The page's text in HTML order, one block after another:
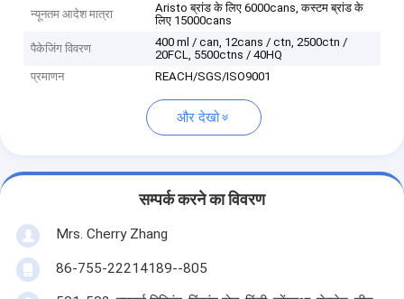
न्यूनतम आदेश मात्रा
Aristo ब्रांड के लिए 6000cans, कस्टम ब्रांड के
लिए 15000cans
पैकेजिंग विवरण
400 ml / can, 12cans / ctn, 2500ctn /
20FCL, 5500ctns / 40HQ
प्रमाणन
REACH/SGS/ISO9001
और देखो
सम्पर्क करने का विवरण
Mrs. Cherry Zhang
86-755-22214189--805